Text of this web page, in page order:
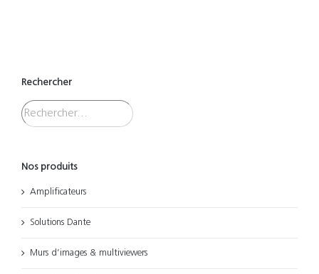
Rechercher
Nos produits
Amplificateurs
Solutions Dante
Murs d’images & multiviewers